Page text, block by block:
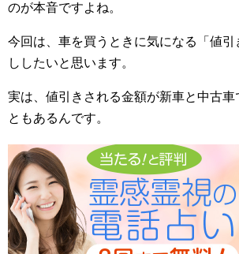
のが本音ですよね。
今回は、車を買うときに気になる「値
ししたいと思います。
実は、値引きされる金額が新車と中古
ともあるんです。